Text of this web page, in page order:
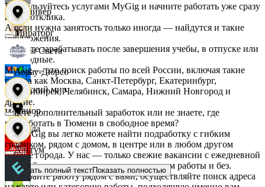
Гулливер
Дары Света
Детский мир
Звезда
Зельгрос
Мираторг
Абрау-Дюрсо
Авиор
Альтум
Воспользуйтесь услугами MyGig и начните работать уже сразу
после отклика.
А если нужна занятость только иногда — найдутся и такие
предложения.
Начните зарабатывать после завершения учебы, в отпуске или
в выходные.
MyGig — это поиск работы по всей России, включая такие
города как Москва, Санкт-Петербург, Екатеринбург,
Новосибирск, Челябинск, Самара, Нижний Новгород и
другие.
Ищете дополнительный заработок или не знаете, где
подработать в Тюмени в свободное время?
На MyGig вы легко можете найти подработку с гибким
графиком, рядом с домом, в центре или в любом другом
районе города. У нас — только свежие вакансии с ежедневной
оплатой для мужчин и женщин, с опытом работы и без.
Выбирайте работу рядом с вами, осуществляйте поиск адреса
Показать полный текстПоказать полностью